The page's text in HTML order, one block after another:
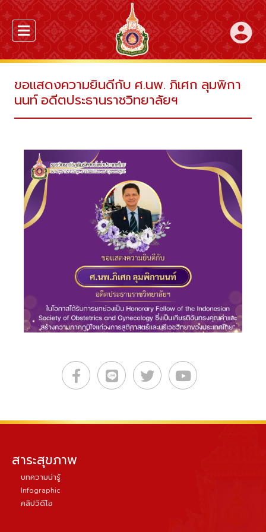
account_circle
ขอแสดงความยินดีกับ ศ.นพ. ภิเศก ลุมพิกา
นนท์ อดีตประธานราชวิทยาลัยฯ
สาระสุขภาพ
บทความน่ารู้
Infographic
คลิปวิดีโอ